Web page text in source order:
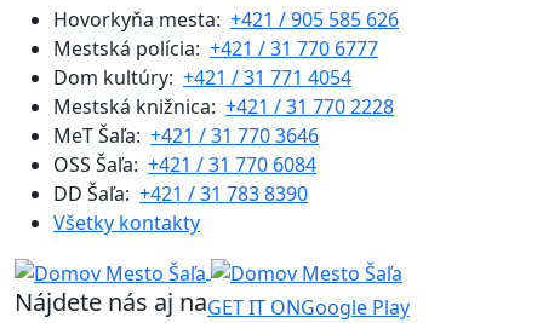
Hovorkyňa mesta: +421 / 905 585 626
Mestská polícia: +421 / 31 770 6777
Dom kultúry: +421 / 31 771 4054
Mestská knižnica: +421 / 31 770 2228
MeT Šaľa: +421 / 31 770 3646
OSS Šaľa: +421 / 31 770 6084
DD Šaľa: +421 / 31 783 8390
Všetky kontakty
Nájdete nás aj naGET IT ONGoogle Play